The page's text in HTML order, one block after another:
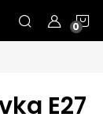
E27